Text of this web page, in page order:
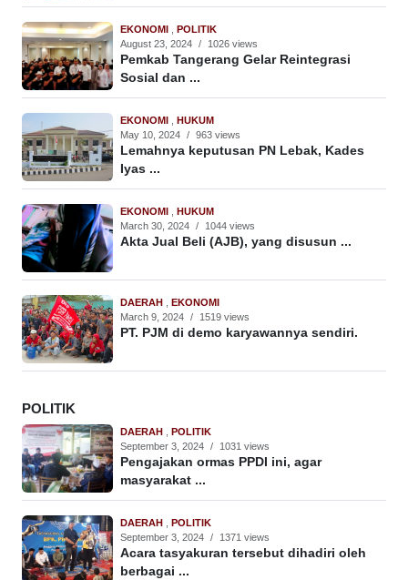
EKONOMI
POLITIK
August 23, 2024 / 1026 views
Pemkab Tangerang Gelar Reintegrasi
Sosial dan ...
EKONOMI
HUKUM
May 10, 2024 / 963 views
Lemahnya keputusan PN Lebak, Kades
Iyas ...
EKONOMI
HUKUM
March 30, 2024 / 1044 views
Akta Jual Beli (AJB), yang disusun ...
DAERAH
EKONOMI
March 9, 2024 / 1519 views
PT. PJM di demo karyawannya sendiri.
POLITIK
DAERAH
POLITIK
September 3, 2024 / 1031 views
Pengajakan ormas PPDI ini, agar
masyarakat ...
DAERAH
POLITIK
September 3, 2024 / 1371 views
Acara tasyakuran tersebut dihadiri oleh
berbagai ...